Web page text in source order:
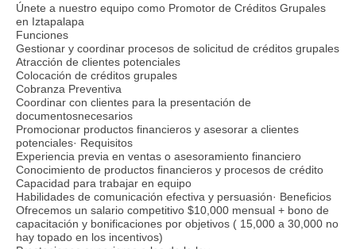
Únete a nuestro equipo como Promotor de Créditos Grupales
en Iztapalapa
Funciones
Gestionar y coordinar procesos de solicitud de créditos grupales
Atracción de clientes potenciales
Colocación de créditos grupales
Cobranza Preventiva
Coordinar con clientes para la presentación de
documentosnecesarios
Promocionar productos financieros y asesorar a clientes
potenciales· Requisitos
Experiencia previa en ventas o asesoramiento financiero
Conocimiento de productos financieros y procesos de crédito
Capacidad para trabajar en equipo
Habilidades de comunicación efectiva y persuasión· Beneficios
Ofrecemos un salario competitivo $10,000 mensual + bono de
capacitación y bonificaciones por objetivos ( 15,000 a 30,000 no
hay topado en los incentivos)